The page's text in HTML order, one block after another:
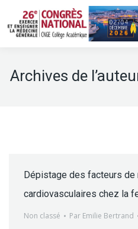
Archives de
Dépistage des facteurs de
cardiovasculaires chez la
Non classé Par Emilie Bertrand